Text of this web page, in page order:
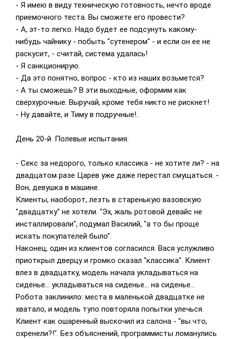
- Я имею в виду техническую готовность, нечто вроде
приемочного теста. Вы сможете его провести?
- А, эт-то легко. Надо будет ее подсунуть какому-
нибудь чайнику - побыть "сутенером" - и если он ее не
раскусит, - считай, система удалась!
- Я санкционирую.
- Да это понятно, вопрос - кто из наших возьмется?
- А ты сможешь? В эти выходные, оформим как
сверхурочные. Выручай, кроме тебя никто не рискнет!
- Ну давайте, и Тиму в подручные!..
День 20-й. Полевые испытания.
- Секс за недорого, только классика - не хотите ли? - на
двадцатом разе Царев уже даже перестал смущаться. -
Вон, девушка в машине.
Клиенты, наоборот, лезть в старенькую вазовскую
"двадцатку" не хотели. "Эх, жаль ротовой девайс не
инсталлировали", подумал Василий, "а то бы проще
искать покупателей было".
Наконец, один из клиентов согласился. Вася услужливо
приоткрыл дверцу и громко сказал "классика". Клиент
влез в двадцатку, модель начала укладываться на
сиденье... укладываться на сиденье... на сиденье...
Робота заклинило: места в маленькой двадцатке не
хватало, и модель тупо повторяла попытки улечься.
Клиент как ошаренный выскочил из салона - "вы что,
охренели?!". Без объяснений, программисты ломанулись